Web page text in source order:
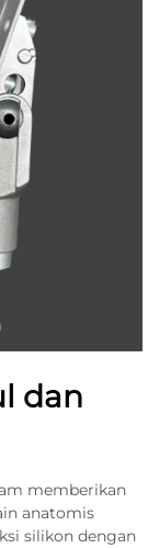
dan
memberikan
anatomis
silikon dengan